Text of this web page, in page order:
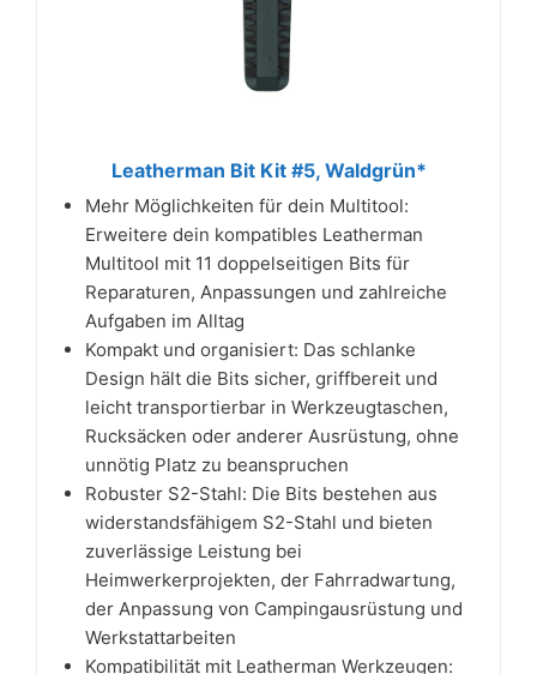
Leatherman Bit Kit #5, Waldgrün*
Mehr Möglichkeiten für dein Multitool:
Erweitere dein kompatibles Leatherman
Multitool mit 11 doppelseitigen Bits für
Reparaturen, Anpassungen und zahlreiche
Aufgaben im Alltag
Kompakt und organisiert: Das schlanke
Design hält die Bits sicher, griffbereit und
leicht transportierbar in Werkzeugtaschen,
Rucksäcken oder anderer Ausrüstung, ohne
unnötig Platz zu beanspruchen
Robuster S2-Stahl: Die Bits bestehen aus
widerstandsfähigem S2-Stahl und bieten
zuverlässige Leistung bei
Heimwerkerprojekten, der Fahrradwartung,
der Anpassung von Campingausrüstung und
Werkstattarbeiten
Kompatibilität mit Leatherman Werkzeugen: